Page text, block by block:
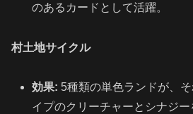
のあるカードとして活躍。
村土地サイクル
効果: 5種類の単色ランドが、
イプのクリーチャーとシナジー